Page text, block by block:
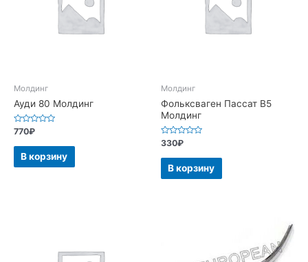
Молдинг
Ауди 80 Молдинг
Оценка
из
770₽
В корзину
Молдинг
Фольксваген Пассат В5
Молдинг
Оценка
из
330₽
В корзину